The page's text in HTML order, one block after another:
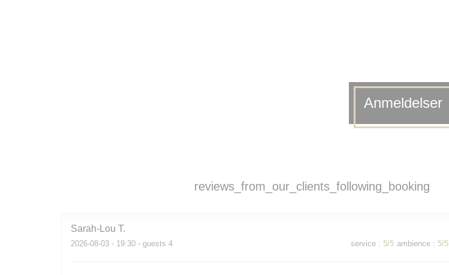
Anmeldelser
reviews_from_our_clients_following_booking
Sarah-Lou T
2026-08-03 - 19:30 - guests 4 service : 5/5 ambience : 5/5